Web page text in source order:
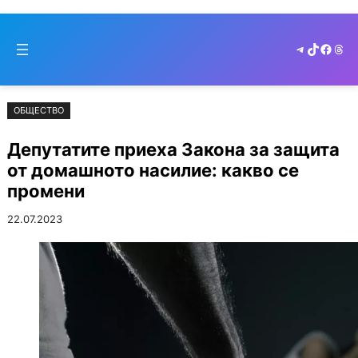
съдържанието
to
Telegram
TikTok
ОБЩЕСТВО
Депутатите приеха Закона за защита
от домашното насилие: какво се
промени
22.07.2023